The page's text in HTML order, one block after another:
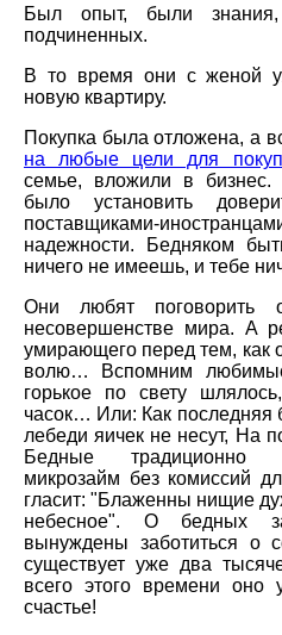
Был опыт, были
подчиненных.
В то время они с женой
новую квартиру.
Покупка была отложена, а
на любые цели для
семье, вложили в
было установить
поставщиками-
надежности. Бедняком
ничего не имеешь, и тебе
Они любят поговорить
несовершенстве мира. А
умирающего перед тем, как
волю… Вспомним
горькое по свету
часок… Или: Как последняя
лебеди яичек не несут, На
Бедные традиционно
микрозайм без комиссий
гласит: "Блаженны нищие
небесное". О бедных
вынуждены заботиться о
существует уже два
всего этого времени оно
счастье!